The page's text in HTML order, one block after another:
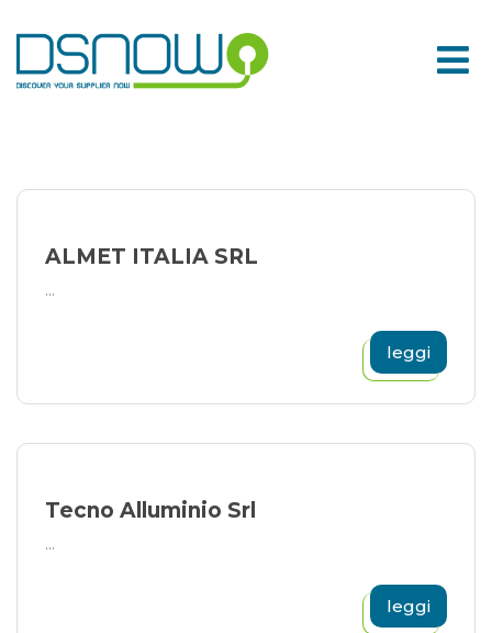
to
content
ALMET ITALIA SRL
...
leggi
Tecno Alluminio Srl
...
leggi